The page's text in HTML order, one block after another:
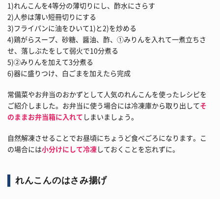
1)れんこんを4等分の薄切りにし、酢水にさらす
2)人参は薄い短冊切りにする
3)フライパンに油をひいて1)と2)を炒める
4)鶏がらスープ、砂糖、醤油、酢、①みりんを入れて一煮立ちさ
せ、落しぶたをして弱火で10分煮る
5)②みりんを加えて3分煮る
6)器に盛りつけ、白ごまを加えたら完成
常備菜やお弁当のおかずとして人気のれんこんを使ったレシピを
ご紹介しました。お弁当に使う場合には冷凍庫から取り出してそ
のままお弁当箱に入れて しまいましょう。
自然解凍させることでお昼頃にちょうど食べごろになります。こ
の場合には小分けにして冷凍しておくことを忘れずに。
れんこんのはさみ揚げ